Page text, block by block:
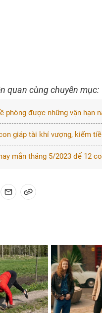
quan cùng chuyên mục:
phòng được những vận hạn
giáp tài khí vượng, kiếm
mắn tháng 5/2023 để 12